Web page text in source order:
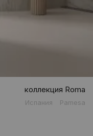
коллекция Roma
Испания Pamesa